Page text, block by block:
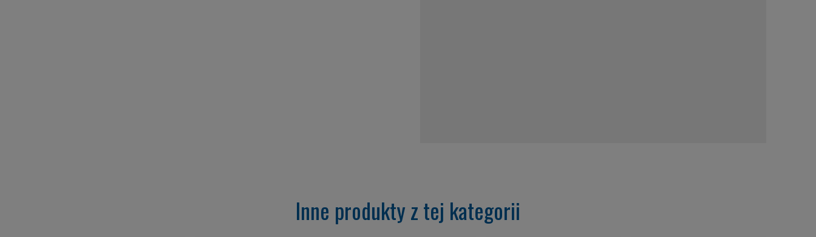
Inne produkty z tej kategorii